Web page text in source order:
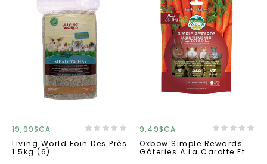
19,99$CA
Living World Foin Des Près
1.5kg (6)
9,49$CA
Oxbow Simple Rewards
Gâteries À La Carotte Et À